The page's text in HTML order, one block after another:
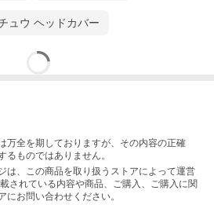
ュウ ヘッドカバー
万全を期しておりますが、その内容の正確
るものではありません。
は、この商品を取り扱うストアによって運営
されている内容や商品、ご購入 、ご購入に関
にお問い合わせください。